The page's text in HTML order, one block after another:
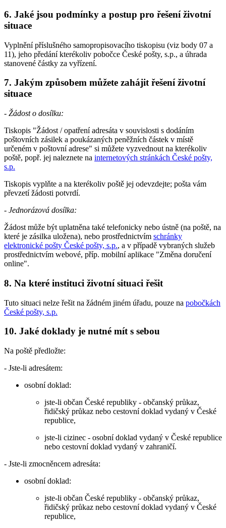
6. Jaké jsou podmínky a postup pro řešení životní
situace
Vyplnění příslušného samopropisovacího tiskopisu (viz body 07 a
11), jeho předání kterékoliv pobočce České pošty, s.p., a úhrada
stanovené částky za vyřízení.
7. Jakým způsobem můžete zahájit řešení životní
situace
- Žádost o dosílku:
Tiskopis "Žádost / opatření adresáta v souvislosti s dodáním
poštovních zásilek a poukázaných peněžních částek v místě
určeném v poštovní adrese" si můžete vyzvednout na kterékoliv
poště, popř. jej naleznete na internetových stránkách České pošty,
s.p.
Tiskopis vyplňte a na kterékoliv poště jej odevzdejte; pošta vám
převzetí žádosti potvrdí.
- Jednorázová dosílka:
Žádost může být uplatněna také telefonicky nebo ústně (na poště, na
které je zásilka uložena), nebo prostřednictvím schránky
elektronické pošty České pošty, s.p., a v případě vybraných služeb
prostřednictvím webové, příp. mobilní aplikace "Změna doručení
online".
8. Na které instituci životní situaci řešit
Tuto situaci nelze řešit na žádném jiném úřadu, pouze na pobočkách
České pošty, s.p.
10. Jaké doklady je nutné mít s sebou
Na poště předložte:
- Jste-li adresátem:
osobní doklad:
jste-li občan České republiky - občanský průkaz,
řidičský průkaz nebo cestovní doklad vydaný v České
republice,
jste-li cizinec - osobní doklad vydaný v České republice
nebo cestovní doklad vydaný v zahraničí.
- Jste-li zmocněncem adresáta:
osobní doklad:
jste-li občan České republiky - občanský průkaz,
řidičský průkaz nebo cestovní doklad vydaný v České
republice,